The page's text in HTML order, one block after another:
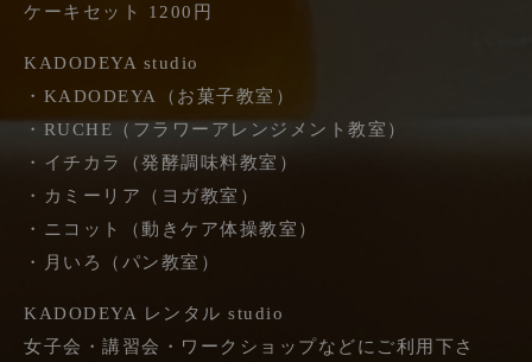
ケーキセット 1200円
KADODEYA studio
・KADODEYA（お菓子教室）
・RUCHE（フラワーアレンジメント教室）
・イチカラ（発酵調味料教室）
・カミーリア（ヨガ教室）
・ニコット（動きケア体操教室）
・月いろ（パン教室）
KADODEYA レンタル studio
女子会・講習会・ワークショップなどにご利用下さ